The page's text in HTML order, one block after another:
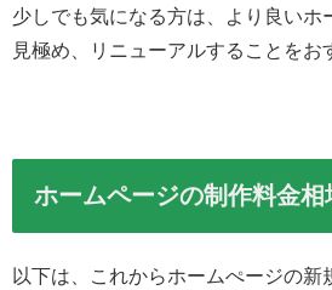
少しでも気になる方は、より良いホ
見極め、リニューアルすることをお
ホームページの制作料金相
以下は、これからホームぺージの新